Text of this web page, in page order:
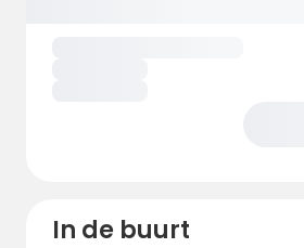
In de buurt